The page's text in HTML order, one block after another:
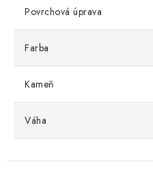
Povrchová úprava
Farba
Kameň
Váha